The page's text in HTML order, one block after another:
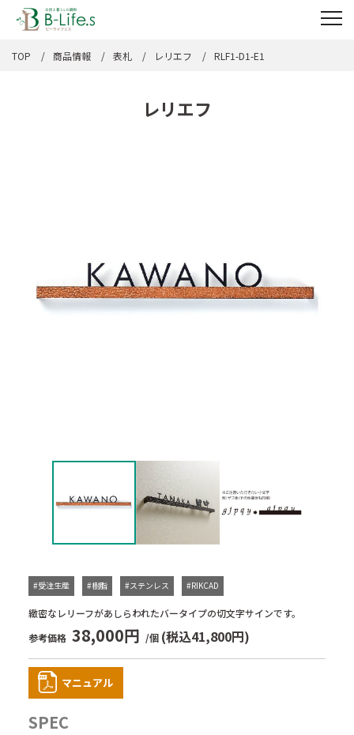
TOP 商品情報 表札 レリエフ RLF1-D1-E1
レリエフ
緻密なレリーフがあしらわれたバータイプの切文字サインです。
#受注生産 #樹脂 #ステンレス #RIKCAD
参考価格 38,000円 /個 (税込41,800円)
マニュアル
SPEC